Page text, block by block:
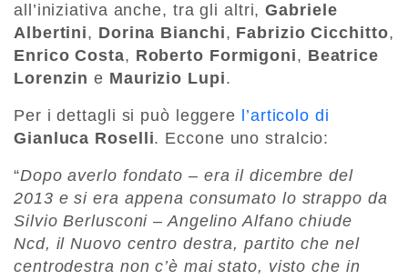
all’iniziativa anche, tra gli altri,Gabriele
Albertini, Dorina Bianchi, Fabrizio Cicchitto,
Enrico Costa, Roberto Formigoni, Beatrice
Lorenzin e Maurizio Lupi.
Per i dettagli si può leggere
l’articolo di
Gianluca Roselli. Eccone uno stralcio:
“Dopo averlo fondato – era il dicembre del
2013 e si era appena consumato lo strappo da
Silvio Berlusconi – Angelino Alfano chiude
Ncd, il Nuovo centro destra, partito che nel
centrodestra non c’è mai stato, visto che in